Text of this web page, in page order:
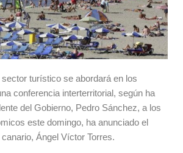
turístico se abordará en los
conferencia interterritorial, según ha
del Gobierno, Pedro Sánchez, a los
este domingo, ha anunciado el
Ángel Víctor Torres.